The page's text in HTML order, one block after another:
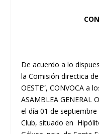
De acuerdo a lo
la Comisión directica de
OESTE”, CONVOCA a
ASAMBLEA GENERAL
el día 01 de
Club, situado en